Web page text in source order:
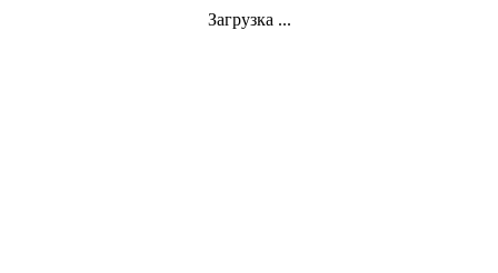
Загрузка ...